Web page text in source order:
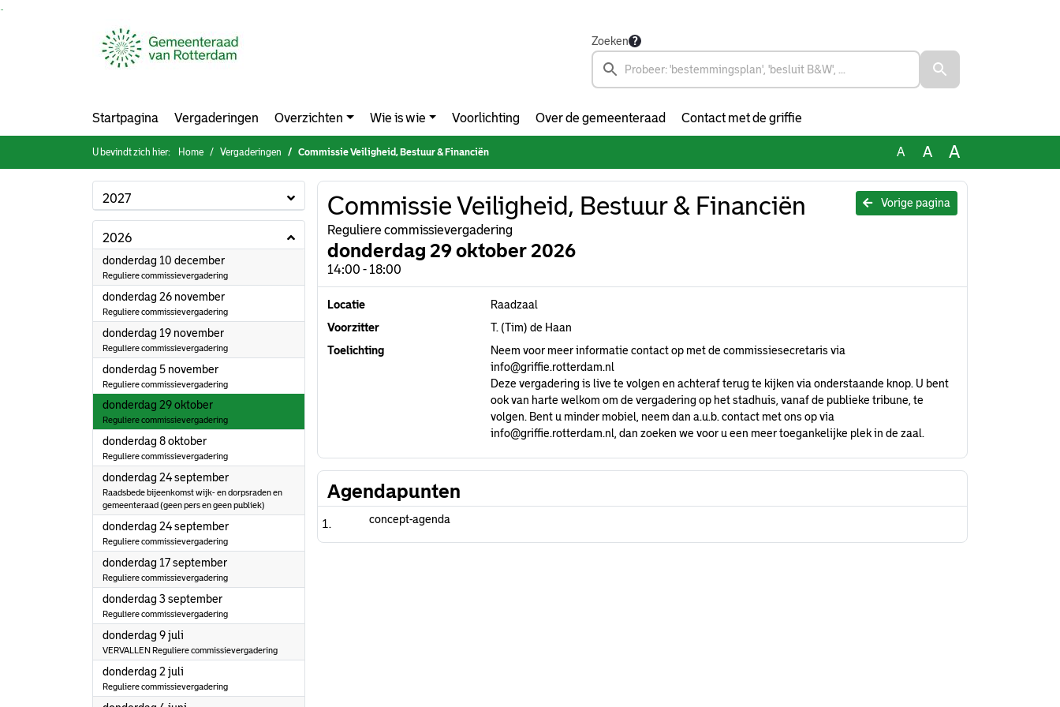
Zoeken
Startpagina Vergaderingen Overzichten Wie is wie Voorlichting Over de gemeenteraad Contact met de griffie
U bevindt zich hier: Home Vergaderingen Commissie Veiligheid, Bestuur & Financiën A A A
2027
2026
donderdag 10 december2026
Reguliere commissievergadering
donderdag 26 november2026
Reguliere commissievergadering
donderdag 19 november2026
Reguliere commissievergadering
donderdag 5 november2026
Reguliere commissievergadering
donderdag 29 oktober2026
Reguliere commissievergadering
donderdag 8 oktober2026
Reguliere commissievergadering
donderdag 24 september2026
Raadsbede bijeenkomst wijk- en dorpsraden en
gemeenteraad (geen pers en geen publiek)
donderdag 24 september2026
Reguliere commissievergadering
donderdag 17 september2026
Reguliere commissievergadering
donderdag 3 september2026
Reguliere commissievergadering
donderdag 9 juli
VERVALLEN Reguliere commissievergadering
donderdag 2 juli
Reguliere commissievergadering
Vorige pagina
Commissie Veiligheid, Bestuur & Financiën
Reguliere commissievergadering
donderdag 29 oktober 2026
14:00 - 18:00
Locatie
Raadzaal
Voorzitter
T. (Tim) de Haan
Toelichting
Neem voor meer informatie contact op met de commissiesecretaris via
info@griffie.rotterdam.nl
Deze vergadering is live te volgen en achteraf terug te kijken via onderstaande knop. U bent
ook van harte welkom om de vergadering op het stadhuis, vanaf de publieke tribune, te
volgen. Bent u minder mobiel, neem dan a.u.b. contact met ons op via
info@griffie.rotterdam.nl , dan zoeken we voor u een meer toegankelijke plek in de zaal.
Agendapunten
concept-agenda